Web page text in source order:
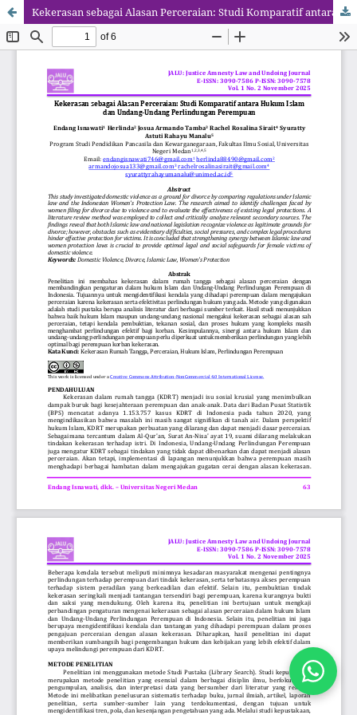
Kekerasan sebagai Alasan Perceraian: Studi Komparatif antara Hukum Islam dan Undang-Undang Perlindungan Perempuan